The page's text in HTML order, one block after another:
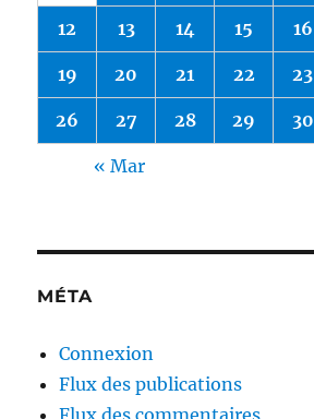
12 13 14 15 16
19 20 21 22 23
26 27 28 29 30
« Mar
MÉTA
Connexion
Flux des publications